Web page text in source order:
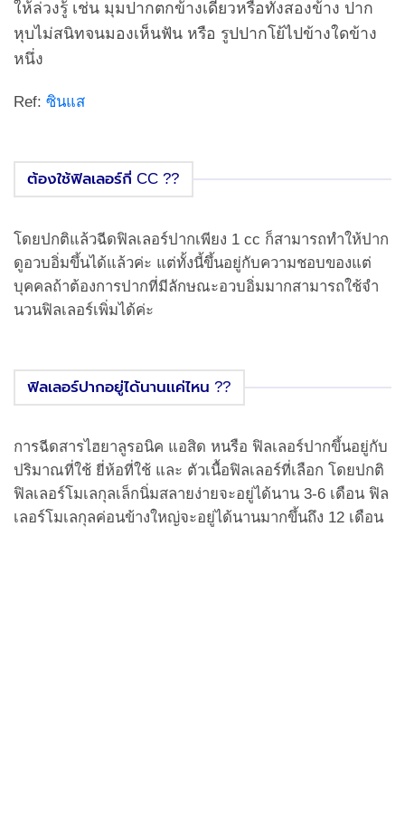
ให้ล่วงรู้ เช่น มุมปากตกข้างเดียวหรือทั้งสองข้าง ปาก
หุบไม่สนิทจนมองเห็นฟัน หรือ รูปปากโย้ไปข้างใดข้าง
หนึ่ง
Ref: ซินแส
ต้องใช้ฟิลเลอร์กี่ CC ??
โดยปกติแล้วฉีดฟิลเลอร์ปากเพียง 1 cc ก็สามารถทำให้ปาก
ดูอวบอิ่มขึ้นได้แล้วค่ะ แต่ทั้งนี้ขึ้นอยู่กับความชอบของแต่
บุคคลถ้าต้องการปากที่มีลักษณะอวบอิ่มมากสามารถใช้จำ
นวนฟิลเลอร์เพิ่มได้ค่ะ
ฟิลเลอร์ปากอยู่ได้นานเเค่ไหน ??
การฉีดสารไฮยาลูรอนิค แอสิด หนรือ ฟิลเลอร์ปากขึ้นอยู่กับ
ปริมาณที่ใช้ ยี่ห้อที่ใช้ และ ตัวเนื้อฟิลเลอร์ที่เลือก โดยปกติ
ฟิลเลอร์โมเลกุลเล็กนิ่มสลายง่ายจะอยู่ได้นาน 3-6 เดือน ฟิล
เลอร์โมเลกุลค่อนข้างใหญ่จะอยู่ได้นานมากขึ้นถึง 12 เดือน